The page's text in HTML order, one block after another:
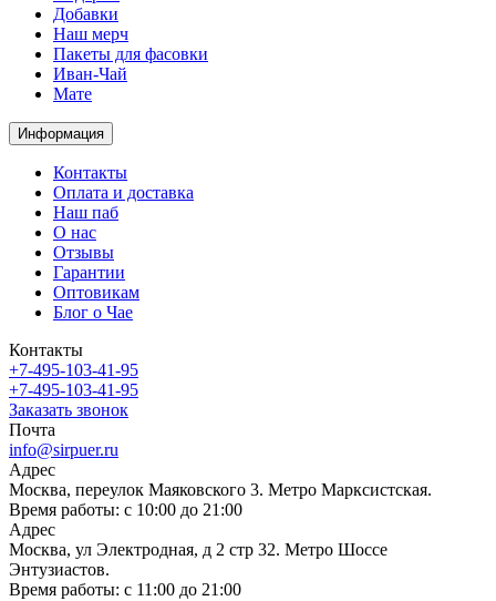
Добавки
Наш мерч
Пакеты для фасовки
Иван-Чай
Мате
Информация
Контакты
Оплата и доставка
Наш паб
О нас
Отзывы
Гарантии
Оптовикам
Блог о Чае
Контакты
+7-495-103-41-95
+7-495-103-41-95
Заказать звонок
Почта
info@sirpuer.ru
Адрес
Москва, переулок Маяковского 3. Метро Марксистская.
Время работы: с 10:00 до 21:00
Адрес
Москва, ул Электродная, д 2 стр 32. Метро Шоссе
Энтузиастов.
Время работы: с 11:00 до 21:00